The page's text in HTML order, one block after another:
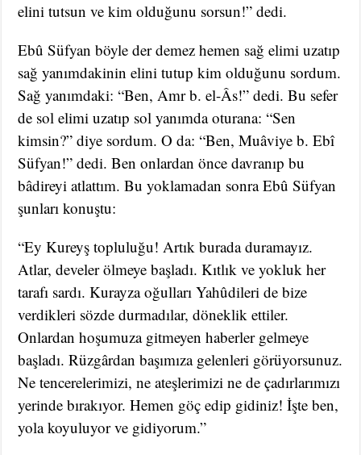
elini tutsun ve kim olduğunu sorsun!” dedi.
Ebû Süfyan böyle der demez hemen sağ elimi uzatıp
sağ yanımdakinin elini tutup kim olduğunu sordum.
Sağ yanımdaki: “Ben, Amr b. el-Âs!” dedi. Bu sefer
de sol elimi uzatıp sol yanımda oturana: “Sen
kimsin?” diye sordum. O da: “Ben, Muâviye b. Ebî
Süfyan!” dedi. Ben onlardan önce davranıp bu
bâdireyi atlattım. Bu yoklamadan sonra Ebû Süfyan
şunları konuştu:
“Ey Kureyş topluluğu! Artık burada duramayız.
Atlar, develer ölmeye başladı. Kıtlık ve yokluk her
tarafı sardı. Kurayza oğulları Yahûdileri de bize
verdikleri sözde durmadılar, döneklik ettiler.
Onlardan hoşumuza gitmeyen haberler gelmeye
başladı. Rüzgârdan başımıza gelenleri görüyorsunuz.
Ne tencerelerimizi, ne ateşlerimizi ne de çadırlarımızı
yerinde bırakıyor. Hemen göç edip gidiniz! İşte ben,
yola koyuluyor ve gidiyorum.”